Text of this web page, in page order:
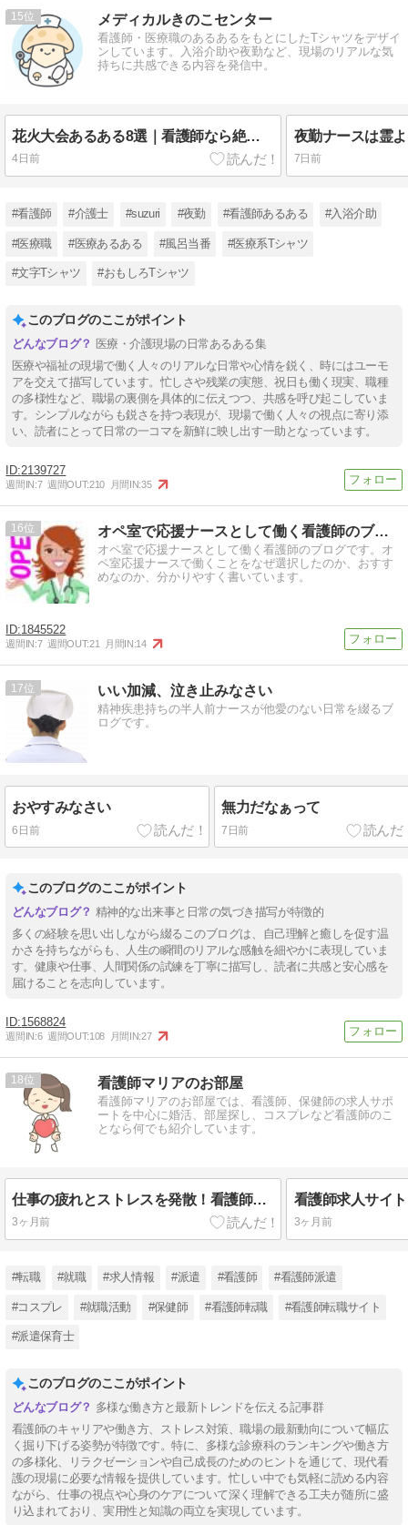
15 メディカルきのこセンター
看護師・医療職のあるあるをもとにしたTシャツをデザイ
ンしています。入浴介助や夜勤など、現場のリアルな気
持ちに共感できる内容を発信中。
花火大会あるある8選｜看護師なら絶対共感？夏祭りの裏側
4日前 7日前
#看護師 #介護士 #suzuri #夜勤 #看護師あるある #入浴介助
#医療職 #医療あるある #風呂当番 #医療系Tシャツ
#文字Tシャツ #おもしろTシャツ
このブログのここがポイント
医療・介護現場の日常あるある集
医療や福祉の現場で働く人々のリアルな日常や心情を鋭く、時にはユーモ
アを交えて描写しています。忙しさや残業の実態、祝日も働く現実、職種
の多様性など、職場の裏側を具体的に伝えつつ、共感を呼び起こしていま
す。シンプルながらも鋭さを持つ表現が、現場で働く人々の視点に寄り添
い、読者にとって日常の一コマを新鮮に映し出す一助となっています。
2139727
週間IN:7 週間OUT:210 月間IN:35
16 オペ室で応援ナースとして働く看護師のブログ
オペ室で応援ナースとして働く看護師のブログです。オ
ペ室応援ナースで働くことをなぜ選択したのか、おすす
めなのか、分かりやすく書いています。
1845522
週間IN:7 週間OUT:21 月間IN:14
17 いい加減、泣き止みなさい
精神疾患持ちの半人前ナースが他愛のない日常を綴るブ
ログです。
おやすみなさい
6日前
無力だなぁって
7日前
このブログのここがポイント
精神的な出来事と日常の気づき描写が特徴的
多くの経験を思い出しながら綴るこのブログは、自己理解と癒しを促す温
かさを持ちながらも、人生の瞬間のリアルな感触を細やかに表現していま
す。健康や仕事、人間関係の試練を丁寧に描写し、読者に共感と安心感を
届けることを志向しています。
1568824
週間IN:6 週間OUT:108 月間IN:27
18 看護師マリアのお部屋
看護師マリアのお部屋では、看護師、保健師の求人サポ
ートを中心に婚活、部屋探し、コスプレなど看護師のこ
となら何でも紹介しています。
仕事の疲れとストレスを発散！看護師におすすめの趣味５選
3ヶ月前 3ヶ月前
#転職 #就職 #求人情報 #派遣 #看護師 #看護師派遣
#コスプレ #就職活動 #保健師 #看護師転職 #看護師転職サイト
#派遣保育士
このブログのここがポイント
多様な働き方と最新トレンドを伝える記事群
看護師のキャリアや働き方、ストレス対策、職場の最新動向について幅広
く掘り下げる姿勢が特徴です。特に、多様な診療科のランキングや働き方
の多様化、リラクゼーションや自己成長のためのヒントを通じて、現代看
護の現場に必要な情報を提供しています。忙しい中でも気軽に読める内容
ながら、仕事の視点や心身のケアについて深く理解できる工夫が随所に盛
り込まれており、実用性と知識の両立を実現しています。